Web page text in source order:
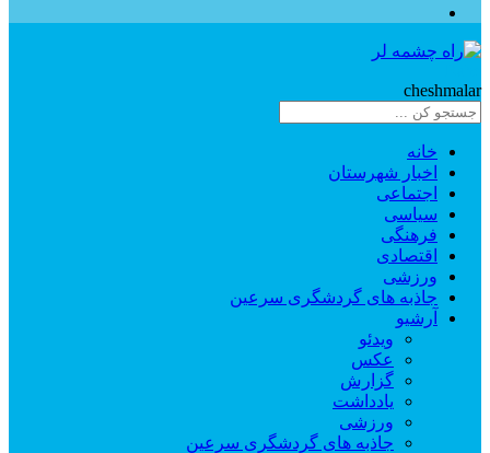
cheshmalar
خانه
اخبار شهرستان
اجتماعی
سیاسی
فرهنگی
اقتصادی
ورزشی
جاذبه های گردشگری سرعین
آرشیو
ویدئو
عکس
گزارش
یادداشت
ورزشی
جاذبه های گردشگری سرعین